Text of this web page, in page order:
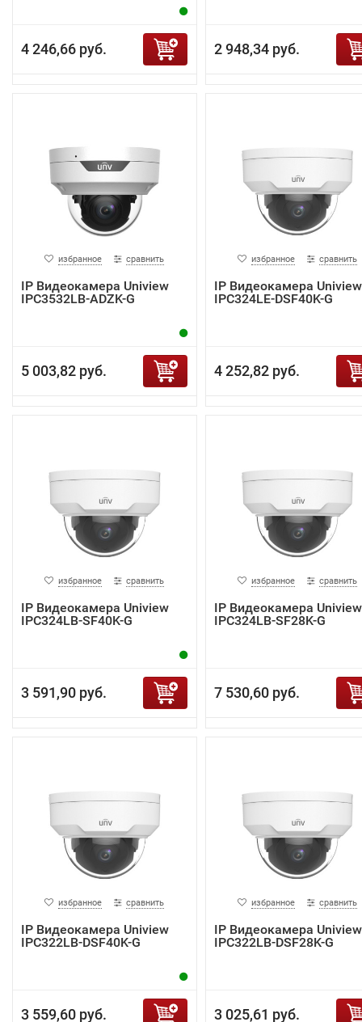
4 246,66 руб. 2 948,34 руб.
избранное сравнить
IP Видеокамера Uniview
IPC3532LB-ADZK-G
5 003,82 руб.
избранное сравнить
IP Видеокамера Uniview
IPC324LE-DSF40K-G
4 252,82 руб.
избранное сравнить
IP Видеокамера Uniview
IPC324LB-SF40K-G
3 591,90 руб.
избранное сравнить
IP Видеокамера Uniview
IPC324LB-SF28K-G
7 530,60 руб.
избранное сравнить
IP Видеокамера Uniview
IPC322LB-DSF40K-G
3 559,60 руб.
избранное сравнить
IP Видеокамера Uniview
IPC322LB-DSF28K-G
3 025,61 руб.